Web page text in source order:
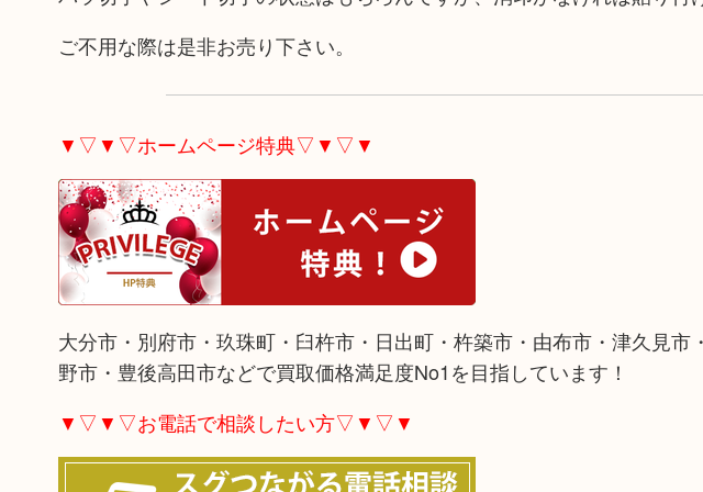
ご不用な際は是非お売り下さい。
▼▽▼▽ホームページ特典▽▼▽▼
大分市・別府市・玖珠町・臼杵市・日出町・杵築市・由布市・津久見
野市・豊後高田市などで買取価格満足度No1を目指しています！
▼▽▼▽お電話で相談したい方▽▼▽▼